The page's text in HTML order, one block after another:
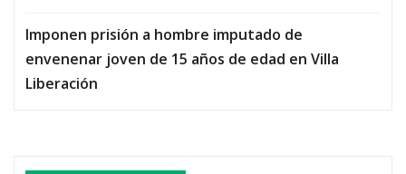
Imponen prisión a hombre imputado de
envenenar joven de 15 años de edad en Villa
Liberación